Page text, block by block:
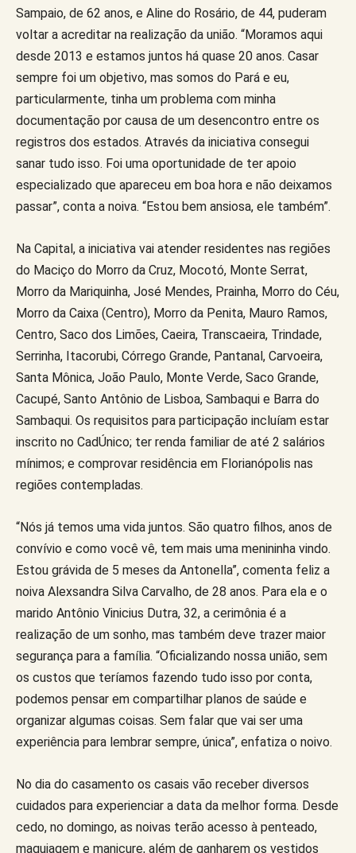
Sampaio, de 62 anos, e Aline do Rosário, de 44, puderam
voltar a acreditar na realização da união. “Moramos aqui
desde 2013 e estamos juntos há quase 20 anos. Casar
sempre foi um objetivo, mas somos do Pará e eu,
particularmente, tinha um problema com minha
documentação por causa de um desencontro entre os
registros dos estados. Através da iniciativa consegui
sanar tudo isso. Foi uma oportunidade de ter apoio
especializado que apareceu em boa hora e não deixamos
passar”, conta a noiva. “Estou bem ansiosa, ele também”.
Na Capital, a iniciativa vai atender residentes nas regiões
do Maciço do Morro da Cruz, Mocotó, Monte Serrat,
Morro da Mariquinha, José Mendes, Prainha, Morro do Céu,
Morro da Caixa (Centro), Morro da Penita, Mauro Ramos,
Centro, Saco dos Limões, Caeira, Transcaeira, Trindade,
Serrinha, Itacorubi, Córrego Grande, Pantanal, Carvoeira,
Santa Mônica, João Paulo, Monte Verde, Saco Grande,
Cacupé, Santo Antônio de Lisboa, Sambaqui e Barra do
Sambaqui. Os requisitos para participação incluíam estar
inscrito no CadÚnico; ter renda familiar de até 2 salários
mínimos; e comprovar residência em Florianópolis nas
regiões contempladas.
“Nós já temos uma vida juntos. São quatro filhos, anos de
convívio e como você vê, tem mais uma menininha vindo.
Estou grávida de 5 meses da Antonella”, comenta feliz a
noiva Alexsandra Silva Carvalho, de 28 anos. Para ela e o
marido Antônio Vinicius Dutra, 32, a cerimônia é a
realização de um sonho, mas também deve trazer maior
segurança para a família. “Oficializando nossa união, sem
os custos que teríamos fazendo tudo isso por conta,
podemos pensar em compartilhar planos de saúde e
organizar algumas coisas. Sem falar que vai ser uma
experiência para lembrar sempre, única”, enfatiza o noivo.
No dia do casamento os casais vão receber diversos
cuidados para experienciar a data da melhor forma. Desde
cedo, no domingo, as noivas terão acesso à penteado,
maquiagem e manicure, além de ganharem os vestidos